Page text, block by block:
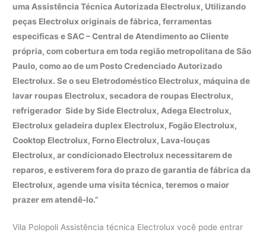
uma Assistência Técnica Autorizada Electrolux, Utilizando
peças Electrolux originais de fábrica, ferramentas
especificas e SAC – Central de Atendimento ao Cliente
própria, com cobertura em toda região metropolitana de São
Paulo, como ao de um Posto Credenciado Autorizado
Electrolux. Se o seu Eletrodoméstico Electrolux, máquina de
lavar roupas Electrolux, secadora de roupas Electrolux,
refrigerador Side by Side Electrolux, Adega Electrolux,
Electrolux geladeira duplex Electrolux, Fogão Electrolux,
Cooktop Electrolux, Forno Electrolux, Lava-louças
Electrolux, ar condicionado Electrolux necessitarem de
reparos, e estiverem fora do prazo de garantia de fábrica da
Electrolux, agende uma visita técnica, teremos o maior
prazer em atendê-lo.”
Vila Polopoli Assistência técnica Electrolux você pode entrar